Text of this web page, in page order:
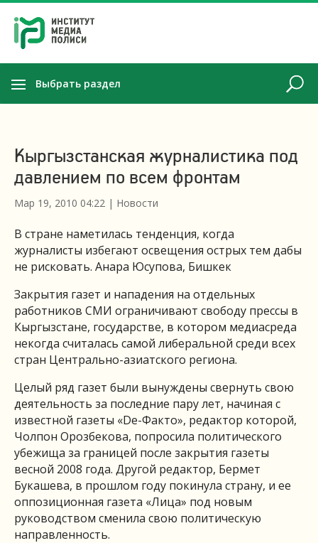
Выбрать раздел
Кыргызстанская журналистика под
давлением по всем фронтам
Мар 19, 2010 04:22 | Новости
В стране наметилась тенденция, когда
журналисты избегают освещения острых тем дабы
не рисковать. Анара Юсупова, Бишкек
Закрытия газет и нападения на отдельных
работников СМИ ограничивают свободу прессы в
Кыргызстане, государстве, в котором медиасреда
некогда считалась самой либеральной среди всех
стран Центрально-азиатского региона.
Целый ряд газет были вынуждены свернуть свою
деятельность за последние пару лет, начиная с
известной газеты «De-Факто», редактор которой,
Чолпон Орозбекова, попросила политического
убежища за границей после закрытия газеты
весной 2008 года. Другой редактор, Бермет
Букашева, в прошлом году покинула страну, и ее
оппозиционная газета «Лица» под новым
руководством сменила свою политическую
направленность.